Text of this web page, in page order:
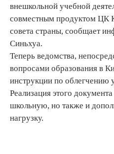
внешкольной учебной
совместным продуктом ЦК
совета страны, сообщает
Синьхуа.
Теперь ведомства,
вопросами образования в
инструкции по облегчению
Реализация этого
школьную, но также и
нагрузку.